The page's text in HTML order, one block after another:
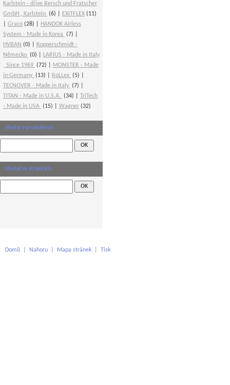
Karlstein - dříve Bersch und Fratscher
GmbH , Karlstein (6) EXITFLEX (11)
Graco (28)
HANDOK Airless
System - Made in Korea
(7)
HVBAN (0)
Kopperschmidt -
Německo (0)
LARIUS - Made in Italy
, Since 1969 (72)
MONSTER - Made
in Germany (13) RoLLex (5)
TECNOVER - Made in Italy (7)
TITAN - Made in U.S.A.
(34)
TriTech
- Made in USA (15) Wagner (32)
Hledat v produktech
Hledat ve stránkách
Domů Nahoru Mapa stránek Tisk